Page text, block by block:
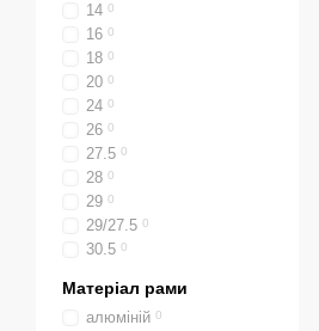
14 0
16 0
18 0
20 0
24 0
26 0
27.5 0
28 0
29 0
29/27.5 0
30.5 0
Матеріал рами
алюміній 0